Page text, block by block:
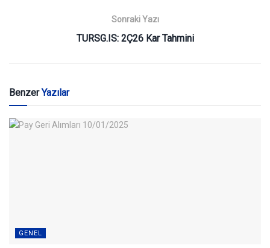
Sonraki Yazı
TURSG.IS: 2Ç26 Kar Tahmini
BenzerYazılar
GENEL